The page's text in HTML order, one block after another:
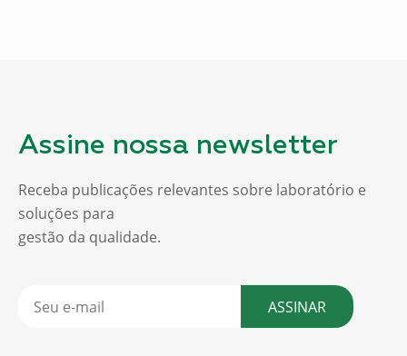
Assine nossa newsletter
Receba publicações relevantes sobre laboratório e
soluções para
gestão da qualidade.
ASSINAR